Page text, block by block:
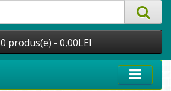
0 produs(e) - 0,00LEI